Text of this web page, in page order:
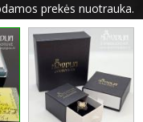
prekės nuotrauka.